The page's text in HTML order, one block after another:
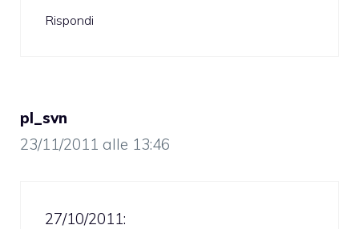
Rispondi
pl_svn
23/11/2011 alle 13:46
27/10/2011: